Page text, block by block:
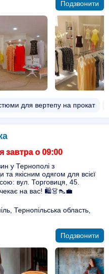
Подзвонити
для вертепу на прокат
завтра о 09:00
у Тернополі з
якісним одягом для всієї
вул. Торговиця, 45.
чекає на вас! 🛍️👗👠💼
Тернопільська область,
Подзвонити